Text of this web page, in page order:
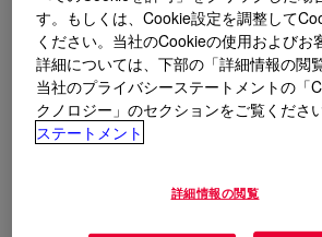
す。もしくは、Cookie設定を調整して
ください。当社のCookieの使用およびお
詳細については、下部の「詳細情報の閲
当社のプライバシーステートメントの「
クノロジー」のセクションをご覧ください
ステートメント
詳細情報の閲覧